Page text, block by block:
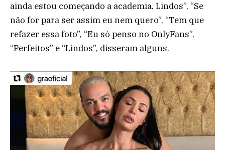
ainda estou começando a academia. Lindos”, “Se
não for para ser assim eu nem quero”, “Tem que
refazer essa foto”, “Eu só penso no OnlyFans”,
“Perfeitos” e “Lindos”, disseram alguns.